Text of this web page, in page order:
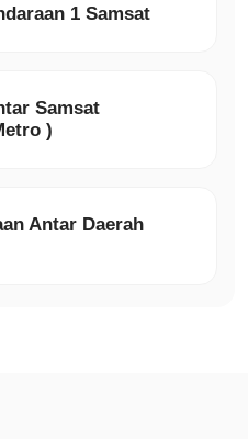
1 Samsat
Samsat
)
Antar Daerah